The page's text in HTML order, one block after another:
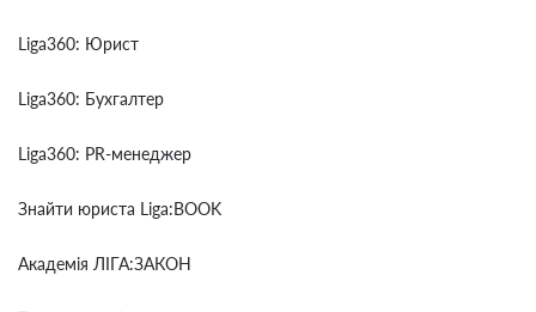
Liga360: Юрист
Liga360: Бухгалтер
Liga360: PR-менеджер
Знайти юриста Liga:BOOK
Академія ЛІГА:ЗАКОН